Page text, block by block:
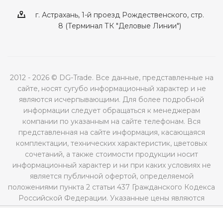
г. Астрахань, 1-й проезд Рождественского, стр.
8 (Терминал ТК "Деловые Линии")
2012 - 2026 © DG-Trade. Все данные, представленные на
сайте, носят сугубо информационный характер и не
являются исчерпывающими. Для более подробной
информации следует обращаться к менеджерам
компании по указанным на сайте телефонам. Вся
представленная на сайте информация, касающаяся
комплектации, технических характеристик, цветовых
сочетаний, а также стоимости продукции носит
информационный характер и ни при каких условиях не
является публичной офертой, определяемой
положениями пункта 2 статьи 437 Гражданского Кодекса
Российской Федерации. Указанные цены являются